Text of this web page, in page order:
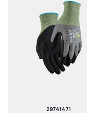
Artikelnummer:
29741471